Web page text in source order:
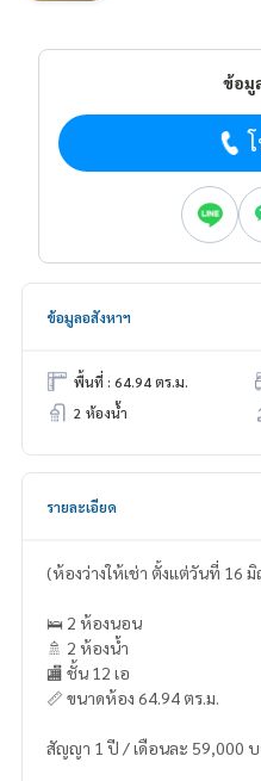
ข้อมู
ข้อมูลอสังหาฯ
พื้นที่ : 64.94 ตร.ม.
2 ห้องน้ำ
รายละเอียด
(ห้องว่างให้เช่า ตั้งแต่วันที่ 16
🛌 2 ห้องนอน
🚿 2 ห้องน้ำ
🏬 ชั้น 12 เอ
📏 ขนาดห้อง 64.94 ตร.ม.
สัญญา 1 ปี / เดือนละ 59,000